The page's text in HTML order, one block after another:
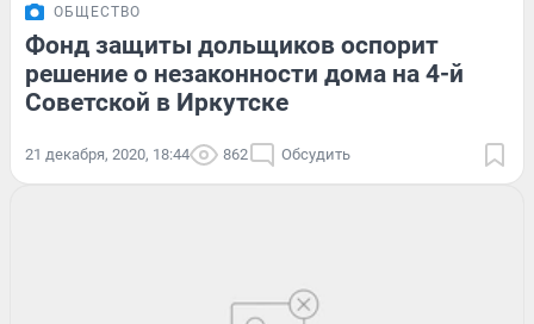
ОБЩЕСТВО
Фонд защиты дольщиков оспорит
решение о незаконности дома на 4-й
Советской в Иркутске
21 декабря, 2020, 18:44 862 Обсудить